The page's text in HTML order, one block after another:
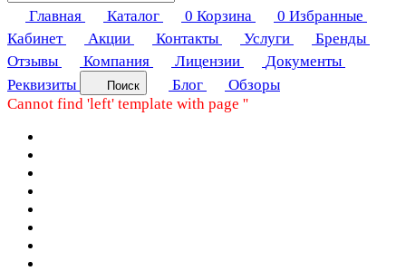
Главная Каталог 0 Корзина 0 Избранные
Кабинет
Акции Контакты Услуги
Бренды
Отзывы
Компания Лицензии
Документы
Реквизиты
Поиск Блог
Обзоры
Cannot find 'left' template with page ''